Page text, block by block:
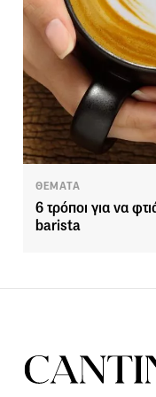
ΘΕΜΑΤΑ
6 τρόποι για να
barista